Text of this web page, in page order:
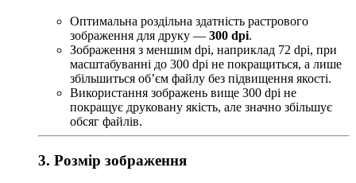
Оптимальна роздільна здатність растрового
зображення для друку — 300 dpi.
Зображення з меншим dpi, наприклад 72 dpi, при
масштабуванні до 300 dpi не покращиться, а лише
збільшиться об’єм файлу без підвищення якості.
Використання зображень вище 300 dpi не
покращує друковану якість, але значно збільшує
обсяг файлів.
3. Розмір зображення